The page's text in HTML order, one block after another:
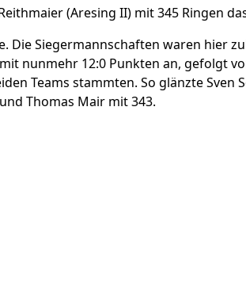
(Aresing II) mit 345 Ringen
Die Siegermannschaften waren hier
nunmehr 12:0 Punkten an, gefolgt
Teams stammten. So glänzte Sven
Thomas Mair mit 343.